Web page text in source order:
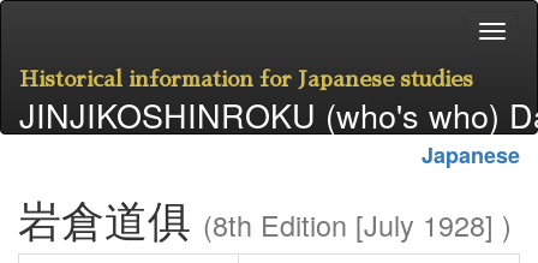
Historical information for Japanese studies
JINJIKOSHINROKU (who's who)
Japanese
岩倉道俱 (8th Edition [July 1928] )